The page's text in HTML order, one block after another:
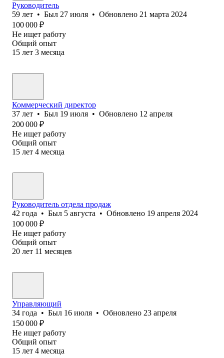
Руководитель
59 лет • Был 27 июля • Обновлено 21 марта 2024
100 000 ₽
Не ищет работу
Общий опыт
15 лет 3 месяца
Коммерческий директор
37 лет • Был 19 июля • Обновлено 12 апреля
200 000 ₽
Не ищет работу
Общий опыт
15 лет 4 месяца
Руководитель отдела продаж
42 года • Был 5 августа • Обновлено 19 апреля 2024
100 000 ₽
Не ищет работу
Общий опыт
20 лет 11 месяцев
Управляющий
34 года • Был 16 июля • Обновлено 23 апреля
150 000 ₽
Не ищет работу
Общий опыт
15 лет 4 месяца